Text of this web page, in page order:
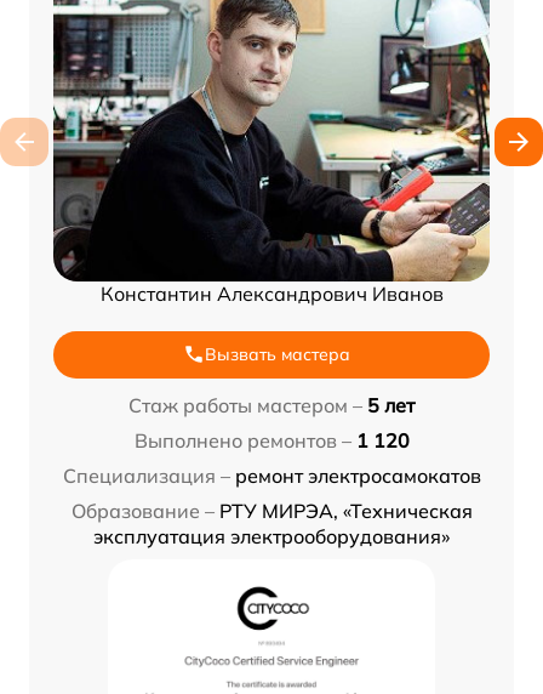
Константин Александрович Иванов
Вызвать мастера
Стаж работы мастером – 5 лет
Выполнено ремонтов – 1 120
Специализация – ремонт электросамокатов
Образование – РТУ МИРЭА, «Техническая
эксплуатация электрооборудования»